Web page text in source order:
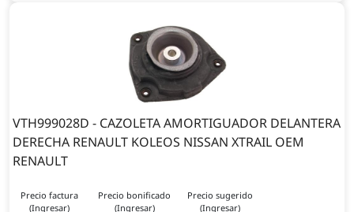
VTH999028D - CAZOLETA AMORTIGUADOR DELANTERA
DERECHA RENAULT KOLEOS NISSAN XTRAIL OEM
RENAULT
Precio factura
(Ingresar)
Precio bonificado
(Ingresar)
Precio sugerido
(Ingresar)